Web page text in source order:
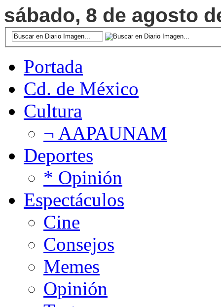
sábado, 8 de agosto
Portada
Cd. de México
Cultura
¬ AAPAUNAM
Deportes
* Opinión
Espectáculos
Cine
Consejos
Memes
Opinión